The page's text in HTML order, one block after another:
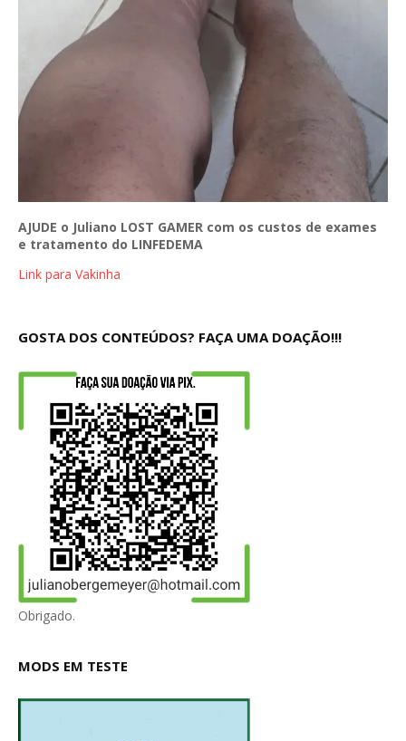
AJUDE o Juliano LOST GAMER com os custos de exames
e tratamento do LINFEDEMA
Link para Vakinha
GOSTA DOS CONTEÚDOS? FAÇA UMA DOAÇÃO!!!
Obrigado.
MODS EM TESTE